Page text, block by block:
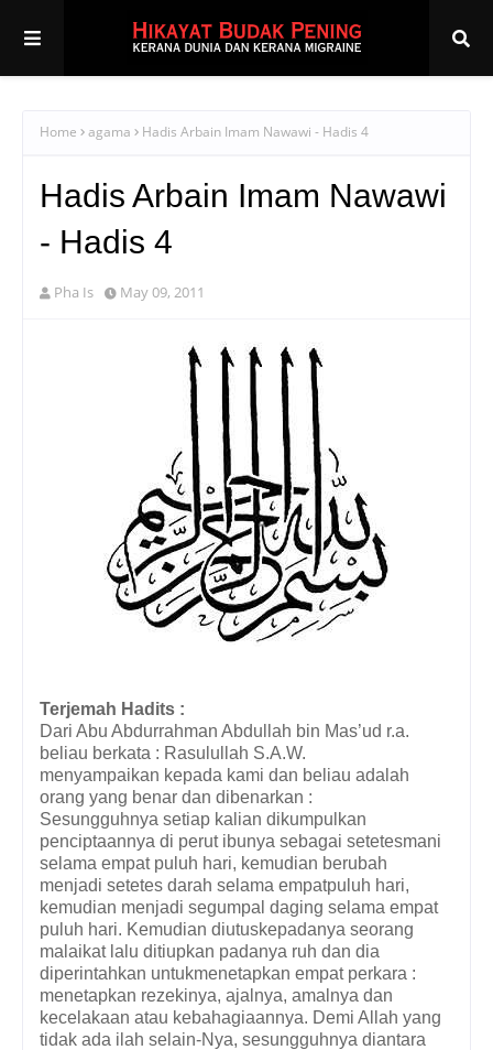
Home agama Hadis Arbain Imam Nawawi - Hadis 4
Hadis Arbain Imam Nawawi
- Hadis 4
Pha Is May 09, 2011
Terjemah Hadits :
Dari Abu Abdurrahman Abdullah bin Mas’ud r.a.
beliau berkata : Rasulullah S.A.W.
menyampaikan kepada kami dan beliau adalah
orang yang benar dan dibenarkan :
Sesungguhnya setiap kalian dikumpulkan
penciptaannya di perut ibunya sebagai setetesmani
selama empat puluh hari, kemudian berubah
menjadi setetes darah selama empatpuluh hari,
kemudian menjadi segumpal daging selama empat
puluh hari. Kemudian diutuskepadanya seorang
malaikat lalu ditiupkan padanya ruh dan dia
diperintahkan untukmenetapkan empat perkara :
menetapkan rezekinya, ajalnya, amalnya dan
kecelakaan atau kebahagiaannya. Demi Allah yang
tidak ada ilah selain-Nya, sesungguhnya diantara